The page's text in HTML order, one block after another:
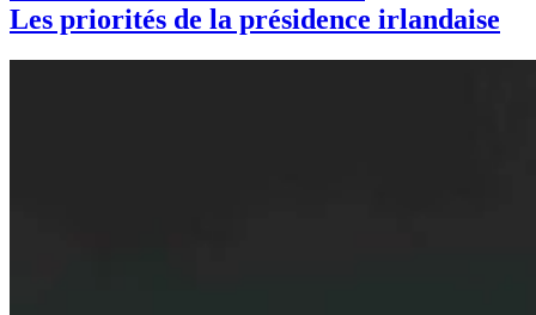
Les priorités de la présidence irlandaise